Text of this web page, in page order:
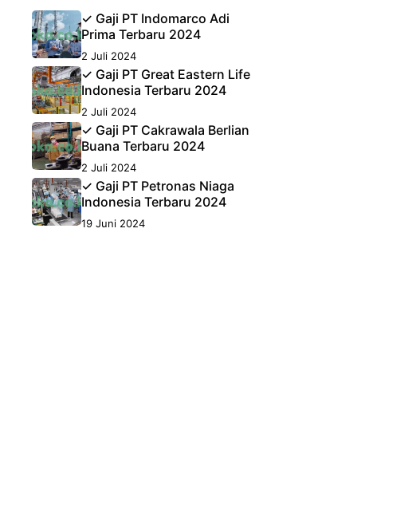
✓ Gaji PT Indomarco Adi
Prima Terbaru 2024
2 Juli 2024
✓ Gaji PT Great Eastern Life
Indonesia Terbaru 2024
2 Juli 2024
✓ Gaji PT Cakrawala Berlian
Buana Terbaru 2024
2 Juli 2024
✓ Gaji PT Petronas Niaga
Indonesia Terbaru 2024
19 Juni 2024